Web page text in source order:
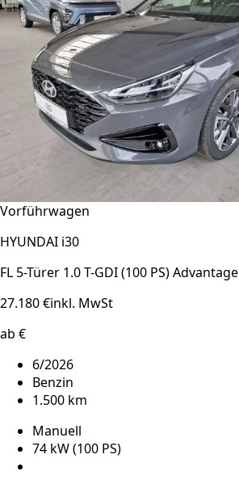
Vorführwagen
HYUNDAI i30
FL 5-Türer 1.0 T-GDI (100 PS) Advantage
27.180 €inkl. MwSt
ab €
6/2026
Benzin
1.500 km
Manuell
74 kW (100 PS)